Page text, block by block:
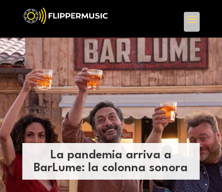
La pandemia arriva a
BarLume: la colonna sonora